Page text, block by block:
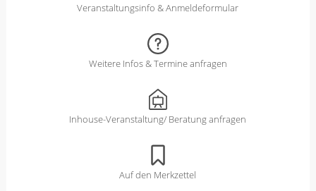
Veranstaltungsinfo & Anmeldeformular
Weitere Infos & Termine anfragen
Inhouse-Veranstaltung/ Beratung anfragen
Auf den Merkzettel